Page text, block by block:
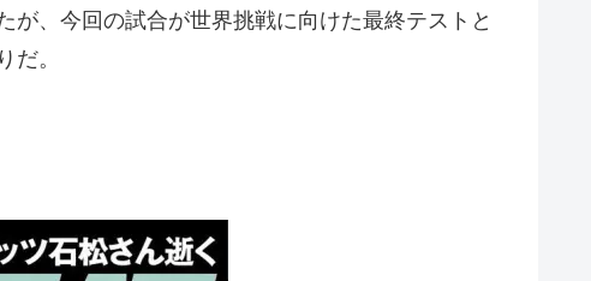
、今回の試合が世界挑戦に向けた最終テストと
だ。